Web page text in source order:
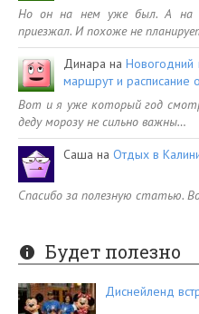
Но он на нем уже был. А на
приезжал. И похоже не
Динара на
маршрут и расписание
Вот и я уже который год
деду морозу не сильно важны…
Саша на Отдых в
Спасибо за полезную статью.
Будет полезно
Диснейленд